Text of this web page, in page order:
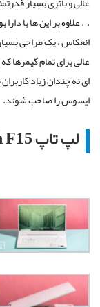
.
انعکاس ، یک طراحی
عالی برای تمام گیمرها
ای نه چندان زیاد
ایسوس را صاحب شوند.
لپ تاپ Asus TUF Dash F15